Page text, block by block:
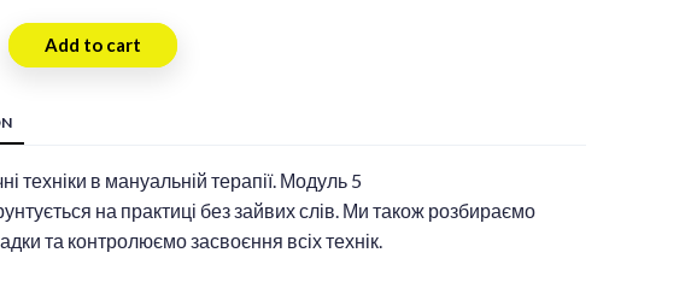
Add to cart
техніки в мануальній терапії. Модуль 5
на практиці без зайвих слів. Ми також розбираємо
та контролюємо засвоєння всіх технік.